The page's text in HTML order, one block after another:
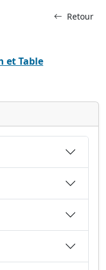
Retour
et Table